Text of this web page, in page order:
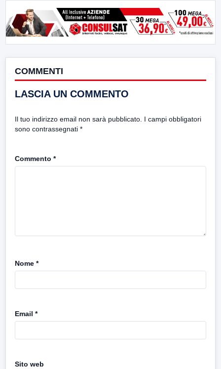
COMMENTI
LASCIA UN COMMENTO
Il tuo indirizzo email non sarà pubblicato. I campi obbligatori
sono contrassegnati *
Commento *
Nome *
Email *
Sito web